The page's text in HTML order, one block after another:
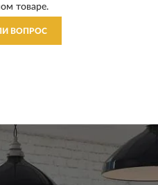
товаре.
ВОПРОС